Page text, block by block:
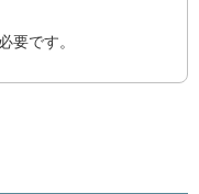
要です。